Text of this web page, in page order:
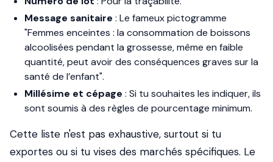
Message sanitaire : Le fameux pictogramme
"Femmes enceintes : la consommation de boissons
alcoolisées pendant la grossesse, même en faible
quantité, peut avoir des conséquences graves sur la
santé de l’enfant".
Millésime et cépage : Si tu souhaites les indiquer, ils
sont soumis à des règles de pourcentage minimum.
Cette liste n'est pas exhaustive, surtout si tu
exportes ou si tu vises des marchés spécifiques. Le